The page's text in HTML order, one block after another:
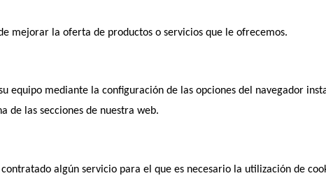
mejorar la oferta de productos o servicios que le ofrecemos.
equipo mediante la configuración de las opciones del navegador
de las secciones de nuestra web.
algún servicio para el que es necesario la utilización de